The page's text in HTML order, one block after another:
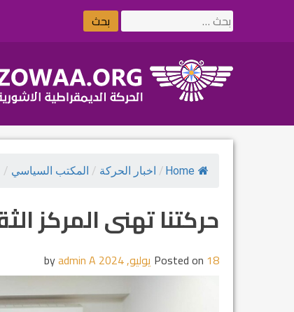
البحث
عن:
Home
/ اخبار الحركة / المكتب السياسي /
حركتنا تهنى المركز
Posted on 18 يوليو, 2024 admin A